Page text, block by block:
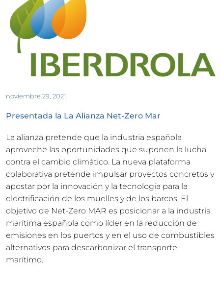
noviembre 29, 2021
Presentada la La Alianza Net-Zero Mar
La alianza pretende que la industria española
aproveche las oportunidades que suponen la lucha
contra el cambio climático. La nueva plataforma
colaborativa pretende impulsar proyectos concretos y
apostar por la innovación y la tecnología para la
electrificación de los muelles y de los barcos. El
objetivo de Net-Zero MAR es posicionar a la industria
marítima española como líder en la reducción de
emisiones en los puertos y en el uso de combustibles
alternativos para descarbonizar el transporte
marítimo.